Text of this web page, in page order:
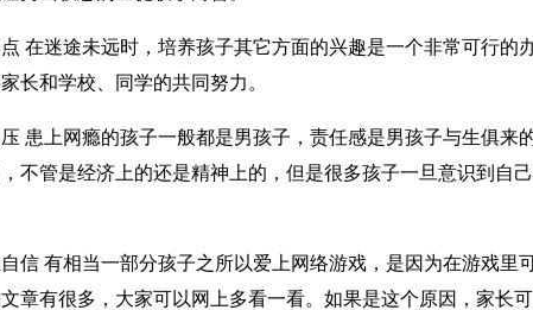
迷途未远时，培养孩子其它方面的兴趣是一个非常可行的
长和学校、同学的共同努力。
上网瘾的孩子一般都是男孩子，责任感是男孩子与生俱来
不管是经济上的还是精神上的，但是很多孩子一旦意识到自
有相当一部分孩子之所以爱上网络游戏，是因为在游戏里
章有很多，大家可以网上多看一看。如果是这个原因，家长